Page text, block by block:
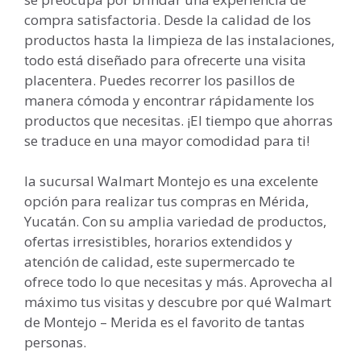
compra satisfactoria. Desde la calidad de los
productos hasta la limpieza de las instalaciones,
todo está diseñado para ofrecerte una visita
placentera. Puedes recorrer los pasillos de
manera cómoda y encontrar rápidamente los
productos que necesitas. ¡El tiempo que ahorras
se traduce en una mayor comodidad para ti!
la sucursal Walmart Montejo es una excelente
opción para realizar tus compras en Mérida,
Yucatán. Con su amplia variedad de productos,
ofertas irresistibles, horarios extendidos y
atención de calidad, este supermercado te
ofrece todo lo que necesitas y más. Aprovecha al
máximo tus visitas y descubre por qué Walmart
de Montejo – Merida es el favorito de tantas
personas.